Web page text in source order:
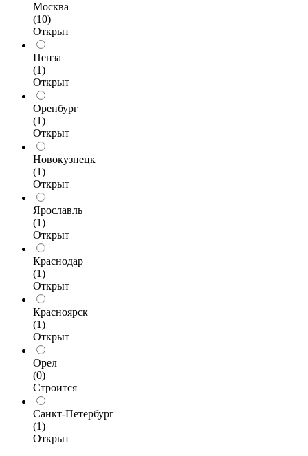
Москва
(10)
Открыт
Пенза
(1)
Открыт
Оренбург
(1)
Открыт
Новокузнецк
(1)
Открыт
Ярославль
(1)
Открыт
Краснодар
(1)
Открыт
Красноярск
(1)
Открыт
Орел
(0)
Строится
Санкт-Петербург
(1)
Открыт